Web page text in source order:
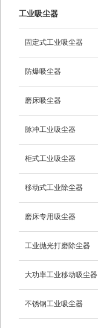
工业吸尘器
固定式工业吸尘器
防爆吸尘器
磨床吸尘器
脉冲工业吸尘器
柜式工业吸尘器
移动式工业除尘器
磨床专用吸尘器
工业抛光打磨除尘器
大功率工业移动吸尘器
不锈钢工业吸尘器